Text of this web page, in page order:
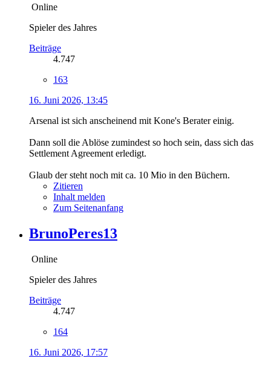
Online
Spieler des Jahres
Beiträge
4.747
163
16. Juni 2026, 13:45
Arsenal ist sich anscheinend mit Kone's Berater einig.
Dann soll die Ablöse zumindest so hoch sein, dass sich das
Settlement Agreement erledigt.
Glaub der steht noch mit ca. 10 Mio in den Büchern.
Zitieren
Inhalt melden
Zum Seitenanfang
BrunoPeres13
Online
Spieler des Jahres
Beiträge
4.747
164
16. Juni 2026, 17:57